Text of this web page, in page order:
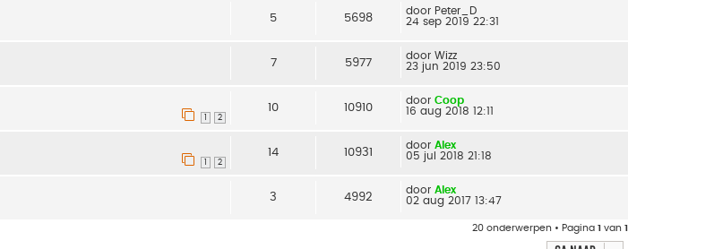
5 5698
door Peter_D
24 sep 2019 22:31
7 5977
door Wizz
23 jun 2019 23:50
2
10 10910
door Coop
16 aug 2018 12:11
2
14 10931
door Alex
05 jul 2018 21:18
3 4992
door Alex
02 aug 2017 13:47
20 onderwerpen • Pagina 1 van 1